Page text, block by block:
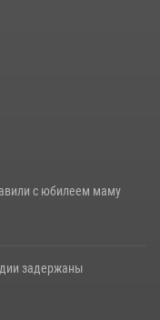
области стали
с юбилеем маму
задержаны